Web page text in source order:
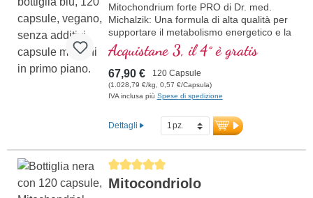
Mitochondrium forte PRO di Dr. med.
Michalzik: Una formula di alta qualità per
supportare il metabolismo energetico e la
salute cellulare. Include NADH, Q10,
Resveratrolo e Tiamina, che promuovono
il metabolismo energetico, oltre all'acido
R-Alfa-Lipoico nella preziosa forma di
Sodium-R-Lipoato. Sigillatura senza
garantiscono la massima qualità.
Sviluppato da medici.
ulteriori informazioni su
Mitochondrium forte PRO
Acquistane 3, il 4° è gratis
67,90 € 120 Capsule
(1.028,79 €/kg, 0,57 €/Capsula)
IVA inclusa più Spese di spedizione
Dettagli
Average rating of 5 out of 5 stars
Mitocondriolo